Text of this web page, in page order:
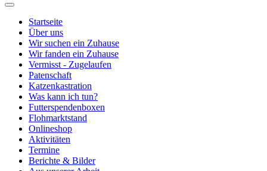
Startseite
Über uns
Wir suchen ein Zuhause
Wir fanden ein Zuhause
Vermisst - Zugelaufen
Patenschaft
Katzenkastration
Was kann ich tun?
Futterspendenboxen
Flohmarktstand
Onlineshop
Aktivitäten
Termine
Berichte & Bilder